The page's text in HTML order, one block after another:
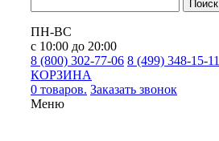
Поиск
ПН-ВС
с 10:00 до 20:00
8 (800) 302-77-06 8 (499) 348-15-11
КОРЗИНА
0 товаров. Заказать звонок
Меню